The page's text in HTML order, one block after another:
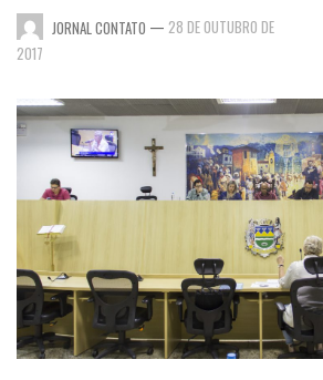
JORNAL CONTATO — 28 DE OUTUBRO DE
2017